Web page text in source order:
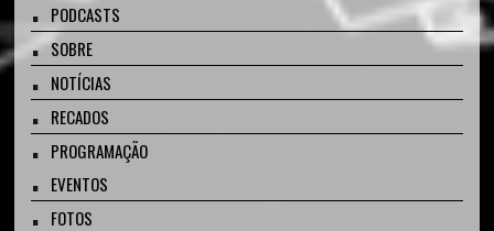
PODCASTS
SOBRE
NOTÍCIAS
RECADOS
PROGRAMAÇÃO
EVENTOS
FOTOS